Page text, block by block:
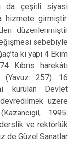
da çeşitli siyasi
hizmete girmiştir.
düzenlenmiştir
sebebiyle
ki yapı 4 Ekim
Kıbrıs harekâtı
(Yavuz: 257). 16
kurulan Devlet
üzere
1995:
ve rektörlük
de Güzel Sanatlar